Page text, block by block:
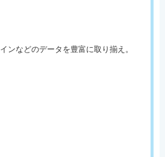
ンなどのデータを豊富に取り揃え。